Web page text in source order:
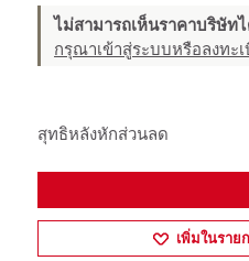
ไม่สามารถเห็นราคาบริษัท
กรุณาเข้าสู่ระบบหรือลงทะ
สุทธิหลังหักส่วนลด
เพิ่มในราย